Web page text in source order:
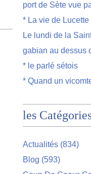
port de Sète vue
* La vie de
Le lundi de la
gabian au dessus
* le parlé sétois
* Quand un
les
Actualités (834)
Blog (593)